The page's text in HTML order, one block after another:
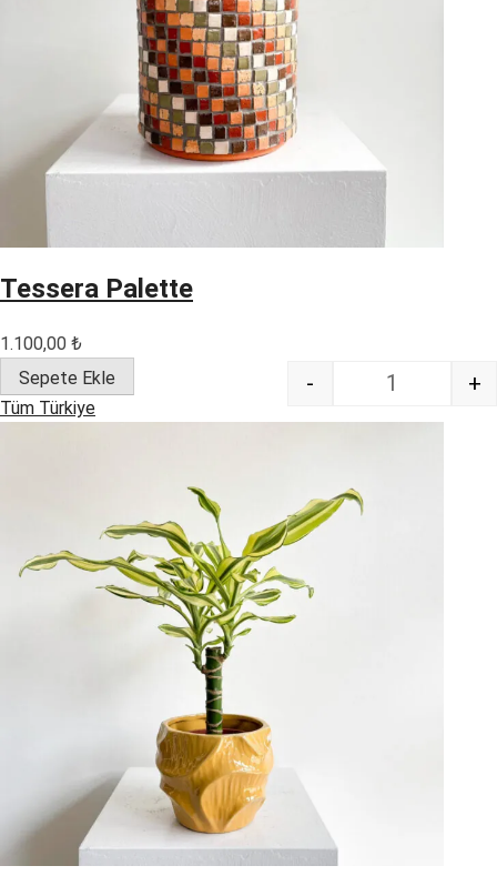
Tessera Palette
1.100,00 ₺
Quantity
- +
Sepete Ekle
Tüm Türkiye